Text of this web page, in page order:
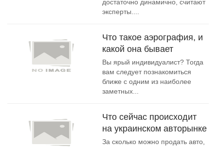
достаточно динамично, считают
эксперты....
Что такое аэрография, и
какой она бывает
Вы ярый индивидуалист? Тогда
вам следует познакомиться
ближе с одним из наиболее
заметных...
Что сейчас происходит
на украинском авторынке
За сколько можно продать авто,